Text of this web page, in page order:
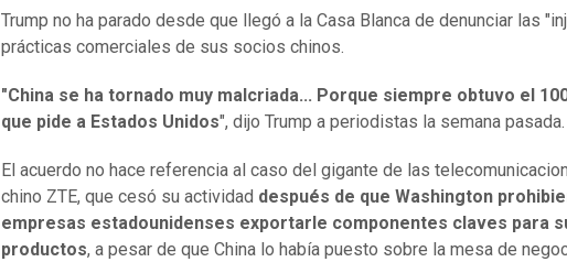
Trump no ha parado desde que llegó a la Casa Blanca de denunciar las
prácticas comerciales de sus socios chinos.
"China se ha tornado muy malcriada... Porque siempre obtuvo el
que pide a Estados Unidos", dijo Trump a periodistas la semana pasada.
El acuerdo no hace referencia al caso del gigante de las
chino ZTE, que cesó su actividad después de que Washington
empresas estadounidenses exportarle componentes claves para
productos, a pesar de que China lo había puesto sobre la mesa de